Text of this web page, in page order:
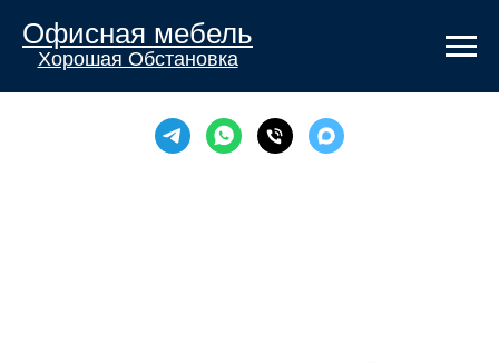
Офисная мебель
Хорошая Обстановка